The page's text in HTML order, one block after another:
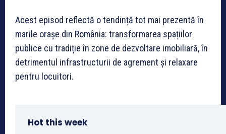
Acest episod reflectă o tendință tot mai prezentă în
marile orașe din România: transformarea spațiilor
publice cu tradiție în zone de dezvoltare imobiliară, în
detrimentul infrastructurii de agrement și relaxare
pentru locuitori.
Hot this week